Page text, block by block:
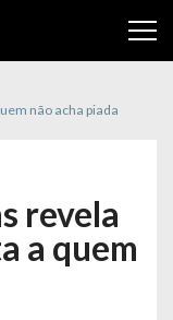
não acha piada
revela
a quem